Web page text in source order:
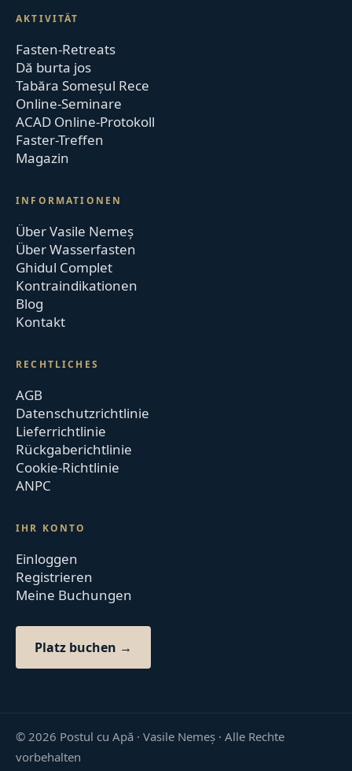
AKTIVITÄT
Fasten-Retreats
Dă burta jos
Tabăra Someșul Rece
Online-Seminare
ACAD Online-Protokoll
Faster-Treffen
Magazin
INFORMATIONEN
Über Vasile Nemeș
Über Wasserfasten
Ghidul Complet
Kontraindikationen
Blog
Kontakt
RECHTLICHES
AGB
Datenschutzrichtlinie
Lieferrichtlinie
Rückgaberichtlinie
Cookie-Richtlinie
ANPC
IHR KONTO
Einloggen
Registrieren
Meine Buchungen
Platz buchen →
©2026 Postul cu Apă · Vasile Nemeș ·Alle Rechte
vorbehalten